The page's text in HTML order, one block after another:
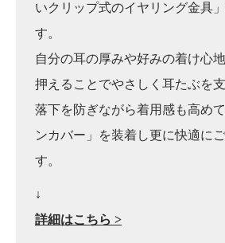
いクリップ式のイヤリング金具
す。
自分の耳の厚みや好みの着け心
押えることでやさしく耳たぶを
落下を防ぎながら着用感も高め
ンカバー」を装着し更に快適に
す。
↓
詳細はこちら >